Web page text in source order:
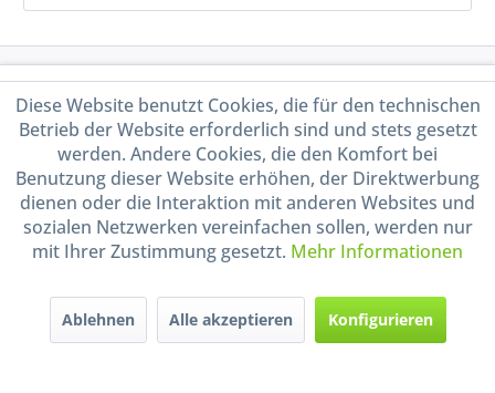
Shop Service
Informationen
Handel mit BIO-Weinen
durch DE-ÖKO-009
Diese Website benutzt Cookies, die für den technischen
Betrieb der Website erforderlich sind und stets gesetzt
werden. Andere Cookies, die den Komfort bei
Benutzung dieser Website erhöhen, der Direktwerbung
dienen oder die Interaktion mit anderen Websites und
sozialen Netzwerken vereinfachen sollen, werden nur
mit Ihrer Zustimmung gesetzt. Mehr Informationen
Ablehnen Alle akzeptieren Konfigurieren